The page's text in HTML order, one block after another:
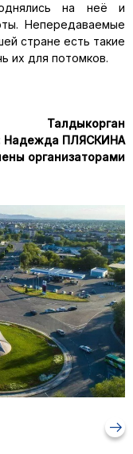
на неё и
Непередаваемые
стране есть такие
их для потомков.
Талдыкорган
Надежда ПЛЯСКИНА
организаторами
arrow_right_alt